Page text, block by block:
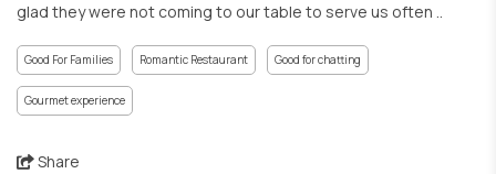
glad they were not coming to our table to serve us often ..
Good For Families Romantic Restaurant Good for chatting
Gourmet experience
Share